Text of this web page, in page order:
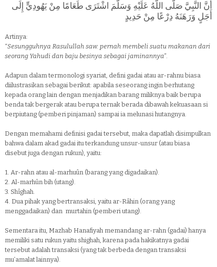
أَنَّ النَّبِيَّ صَلَّى اللَّهُ عَلَيْهِ وَسَلَّمَ اشْتَرَى طَعَامًا مِنْ يَهُودِيٍّ إِلَى
أَجَلٍ وَرَهَنَهُ دِرْعًا مِنْ حَدِيدٍ
Artinya:
“Sesungguhnya Rasulullah saw. pernah membeli suatu makanan dari
seorang Yahudi dan baju besinya sebagai jaminannya”.
Adapun dalam termonologi syariat, defini gadai atau ar-rahnu biasa
diilustrasikan sebagai berikut: apabila seseorang ingin berhutang
kepada orang lain dengan menjadikan barang miliknya baik berupa
benda tak bergerak atau berupa ternak berada dibawah kekuasaan si
berpiutang (pemberi pinjaman) sampai ia melunasi hutangnya.
Dengan memahami definisi gadai tersebut, maka dapatlah disimpulkan
bahwa dalam akad gadai itu terkandung unsur-unsur (atau biasa
disebut juga dengan rukun), yaitu:
1. Ar-rahn atau al-marhuûn (barang yang digadaikan).
2. Al-marhûn bih (utang).
3. Shîghah.
4. Dua pihak yang bertransaksi, yaitu ar-Râhin (orang yang
menggadaikan) dan murtahin (pemberi utang).
Sementara itu, Mazhab Hanafiyah memandang ar-rahn (gadai) hanya
memiliki satu rukun yaitu shighah, karena pada hakikatnya gadai
tersebut adalah transaksi (yang tak berbeda dengan transaksi
mu’amalat lainnya).